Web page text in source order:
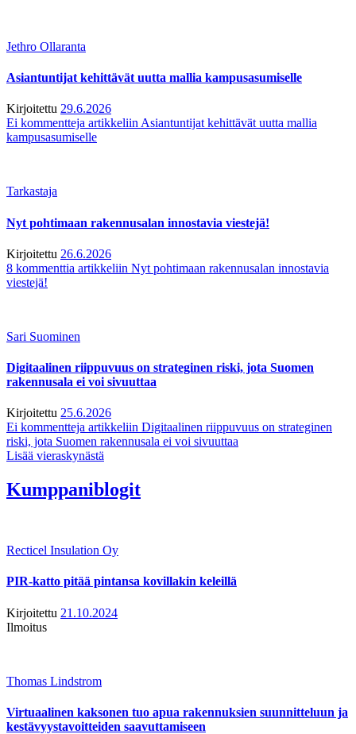
Jethro Ollaranta
Asiantuntijat kehittävät uutta mallia kampusasumiselle
Kirjoitettu 29.6.2026
Ei kommentteja artikkeliin Asiantuntijat kehittävät uutta mallia
kampusasumiselle
Tarkastaja
Nyt pohtimaan rakennusalan innostavia viestejä!
Kirjoitettu 26.6.2026
8 kommenttia artikkeliin Nyt pohtimaan rakennusalan innostavia
viestejä!
Sari Suominen
Digitaalinen riippuvuus on strateginen riski, jota Suomen
rakennusala ei voi sivuuttaa
Kirjoitettu 25.6.2026
Ei kommentteja artikkeliin Digitaalinen riippuvuus on strateginen
riski, jota Suomen rakennusala ei voi sivuuttaa
Lisää vieraskynästä
Kumppaniblogit
Recticel Insulation Oy
PIR-katto pitää pintansa kovillakin keleillä
Kirjoitettu 21.10.2024
Ilmoitus
Thomas Lindstrom
Virtuaalinen kaksonen tuo apua rakennuksien suunnitteluun ja
kestävyystavoitteiden saavuttamiseen